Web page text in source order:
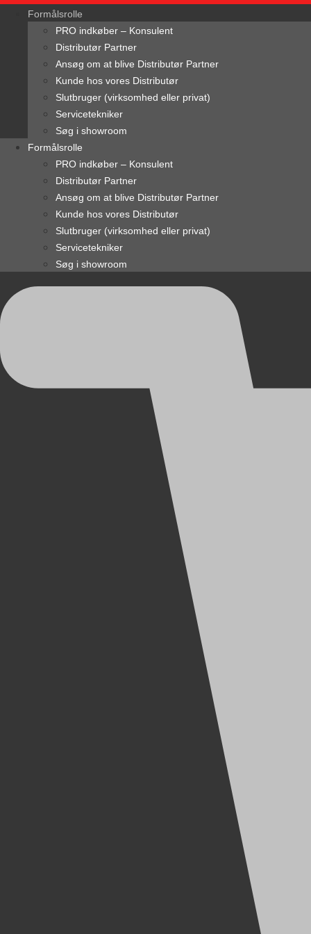
contentFormålsrolle
PRO indkøber – Konsulent
Distributør Partner
Ansøg om at blive Distributør Partner
Kunde hos vores Distributør
Slutbruger (virksomhed eller privat)
Servicetekniker
Søg i showroom
Formålsrolle
PRO indkøber – Konsulent
Distributør Partner
Ansøg om at blive Distributør Partner
Kunde hos vores Distributør
Slutbruger (virksomhed eller privat)
Servicetekniker
Søg i showroom